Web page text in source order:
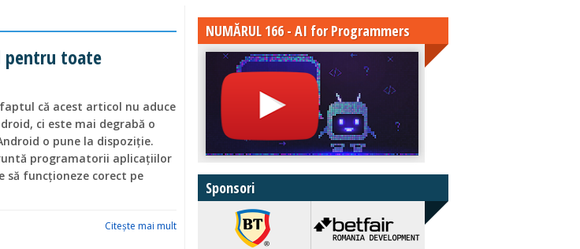
pentru toate
că acest articol nu aduce
ci este mai degrabă o
o pune la dispoziţie.
programatorii aplicaţiilor
să funcţioneze corect pe
Citeşte mai mult
NUMĂRUL 166 - AI for Programmers
Sponsori